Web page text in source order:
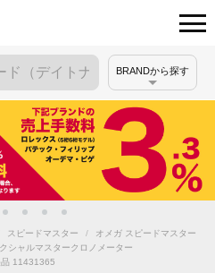
BRANDから探す
スピードマスター /
オメガ スピードマスター
シャルマスタークロノメーター
11431365